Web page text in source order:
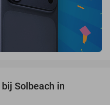
Solbeach in